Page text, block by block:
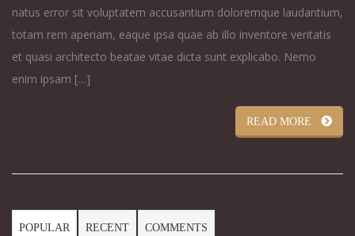
natus error sit voluptatem accusantium doloremque laudantium,
totam rem aperiam, eaque ipsa quae ab illo inventore veritatis
et quasi architecto beatae vitae dicta sunt explicabo. Nemo
enim ipsam […]
READ MORE
POPULAR RECENT COMMENTS